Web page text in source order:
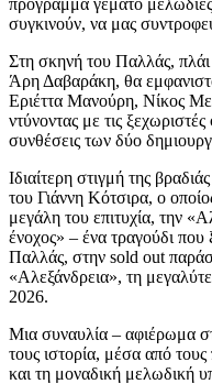
συγκινούν, να μας
Στη σκηνή του Παλλάς,
Άρη Δαβαράκη, θα
Εριέττα Μανούρη, Νίκος
ντύνοντας με τις
συνθέσεις των δύο
Ιδιαίτερη στιγμή της
του Γιάννη Κότσιρα, ο
μεγάλη του επιτυχία, την
ένοχος» – ένα τραγούδι
Παλλάς, στην sold out
«Αλεξάνδρεια», τη
2026.
Μια συναυλία – αφιέρωμα
τους ιστορία, μέσα από
και τη μοναδική μελωδική